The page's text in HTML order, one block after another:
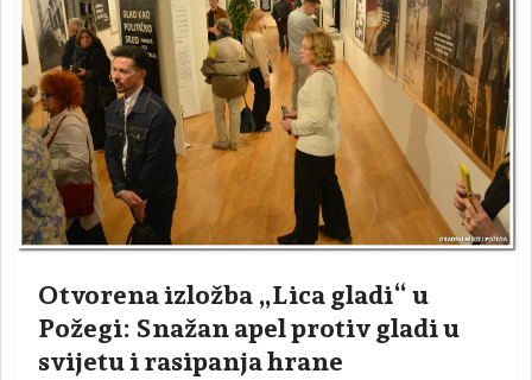
Otvorena izložba „Lica gladi“ u
Požegi: Snažan apel protiv gladi u
svijetu i rasipanja hrane